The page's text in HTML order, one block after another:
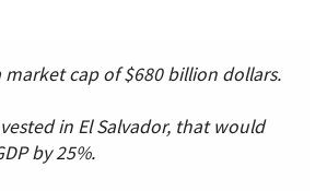
market cap of $680 billion dollars.
in El Salvador, that would
by 25%.